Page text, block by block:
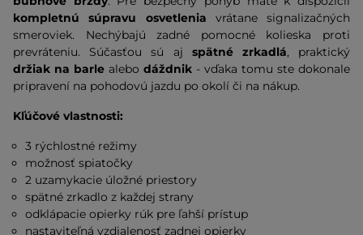
kompletnú súpravu osvetlenia vrátane signalizačných
smeroviek. Nechýbajú zadné pomocné kolieska proti
prevráteniu. Súčasťou sú aj spätné zrkadlá, praktický
držiak na barle alebo dáždnik - vďaka tomu ste dokonale
pripravení na pohodovú jazdu po okolí či na nákup.
Kľúčové vlastnosti:
3 rýchlostné režimy
možnosť spiatočky
2 uzamykacie úložné priestory
spätné zrkadlo z každej strany
odklápacie opierky rúk pre ľahší prístup
nastaviteľná vzdialenosť zadnej opierky